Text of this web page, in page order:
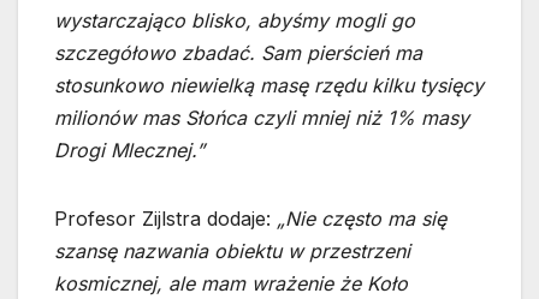
wystarczająco blisko, abyśmy mogli go
szczegółowo zbadać. Sam pierścień ma
stosunkowo niewielką masę rzędu kilku tysięcy
milionów mas Słońca czyli mniej niż 1% masy
Drogi Mlecznej.”
Profesor Zijlstra dodaje: „Nie często ma się
szansę nazwania obiektu w przestrzeni
kosmicznej, ale mam wrażenie że Koło